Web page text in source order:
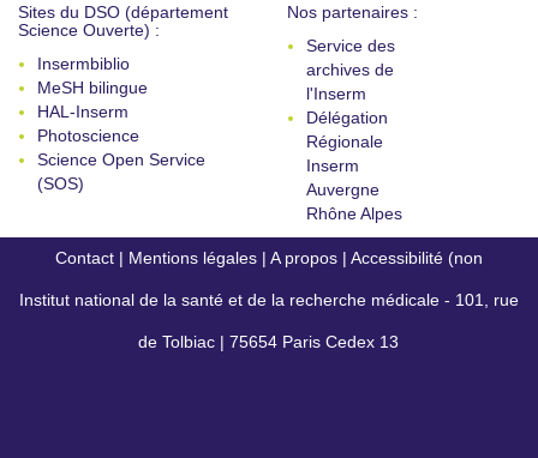
Sites du DSO (département
Science Ouverte) :
Insermbiblio
MeSH bilingue
HAL-Inserm
Photoscience
Science Open Service
(SOS)
Nos partenaires :
Service des
archives de
l'Inserm
Délégation
Régionale
Inserm
Auvergne
Rhône Alpes
Contact | Mentions légales | A propos | Accessibilité (non
conforme)
Institut national de la santé et de la recherche médicale - 101, rue
de Tolbiac | 75654 Paris Cedex 13